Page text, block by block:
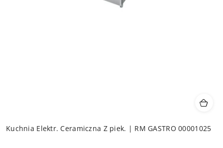
Kuchnia Elektr. Ceramiczna Z piek. | RM GASTRO 00001025